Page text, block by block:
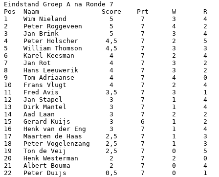
Eindstand Groep A na Ronde 7
Pos  Naam                Score    Prt      W       R
1    Wim Nieland           5       7       3       4
2    Peter Roggeveen       5       7       4       2
3    Jan Brink             5       7       3       4
4    Peter Holscher       4,5      7       2       5
5    William Thomson      4,5      7       3       3
6    Karel Keesman         4       7       2       4
7    Jan Rot               4       7       3       2
8    Hans Leeuwerik        4       7       3       2
9    Tom Adriaanse         4       7       4       0
10   Frans Vlugt           4       7       2       4
11   Fred Avis            3,5      7       3       1
12   Jan Stapel            3       7       1       4
13   Dirk Mantel           3       7       1       4
14   Aad Laan              3       7       2       2
15   Gerard Kuijs          3       6       1       2
16   Henk van der Eng      3       7       1       4
17   Maarten de Haas      2,5      7       1       3
18   Peter Vogelenzang    2,5      7       1       3
19   Ton de Veij          2,5      7       0       5
20   Henk Westerman        2       7       2       0
21   Albert Bouma          2       7       0       4
22   Peter Duijs          0,5      7       0       1